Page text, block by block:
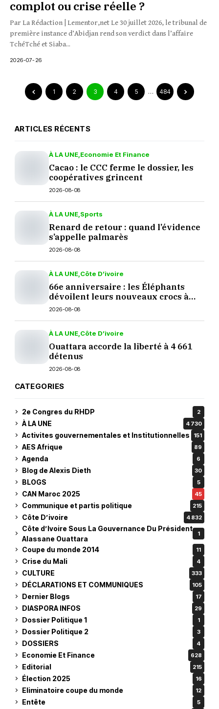
complot ou crise réelle ?
Par La Rédaction | Lementor,net Le 30 juillet 2026, le tribunal de
première instance d’Abidjan rend son verdict dans l’affaire
TchéTché et Siaba...
2026-07-26
1 2 3 4 5 … 484
ARTICLES RÉCENTS
À LA UNE Economie Et Finance
Cacao : le CCC ferme le dossier, les
coopératives grincent
2026-08-08
À LA UNE Sports
Renard de retour : quand l’évidence
s’appelle palmarès
2026-08-08
À LA UNE Côte D’ivoire
66e anniversaire : les Éléphants
dévoilent leurs nouveaux crocs à
Yopougon
2026-08-08
À LA UNE Côte D’ivoire
Ouattara accorde la liberté à 4 661
détenus
2026-08-08
CATEGORIES
2e Congres du RHDP 2
À LA UNE 4 730
Activites gouvernementales et Institutionnelles 151
AES Afrique 89
Agenda 6
Blog de Alexis Dieth 30
BLOGS 5
CAN Maroc 2025 45
Communique et partis politique 215
Côte D’ivoire 4 832
Côte d’Ivoire Sous La Gouvernance Du Président
Alassane Ouattara
1
Coupe du monde 2014 11
Crise du Mali 4
CULTURE 333
DÉCLARATIONS ET COMMUNIQUES 105
Dernier Blogs 17
DIASPORA INFOS 29
Dossier Politique 1 1
Dossier Politique 2 3
DOSSIERS 4
Economie Et Finance 628
Editorial 215
Élection 2025 16
Eliminatoire coupe du monde 12
Entête 5